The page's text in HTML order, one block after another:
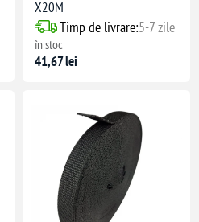
X20M
Timp de livrare:5-7 zile
în stoc
41,67 lei